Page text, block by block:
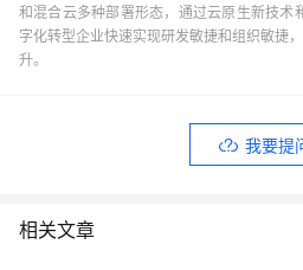
和混合云多种部署形态，通过云原生新技术
字化转型企业快速实现研发敏捷和组织敏捷
升。
我要提
相关文章